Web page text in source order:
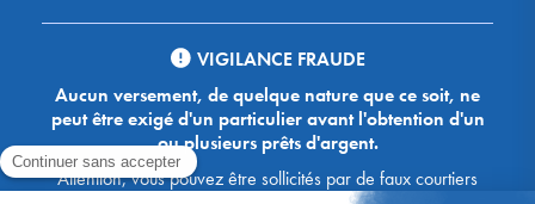
VIGILANCE FRAUDE
Aucun versement, de quelque nature que ce soit, ne
peut être exigé d'un particulier avant l'obtention d'un
ou plusieurs prêts d'argent.
Attention, vous pouvez être sollicités par de faux courtiers